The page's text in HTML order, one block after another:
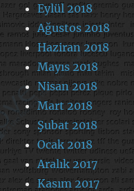
Eylül 2018
Ağustos 2018
Haziran 2018
Mayıs 2018
Nisan 2018
Mart 2018
Şubat 2018
Ocak 2018
Aralık 2017
Kasım 2017